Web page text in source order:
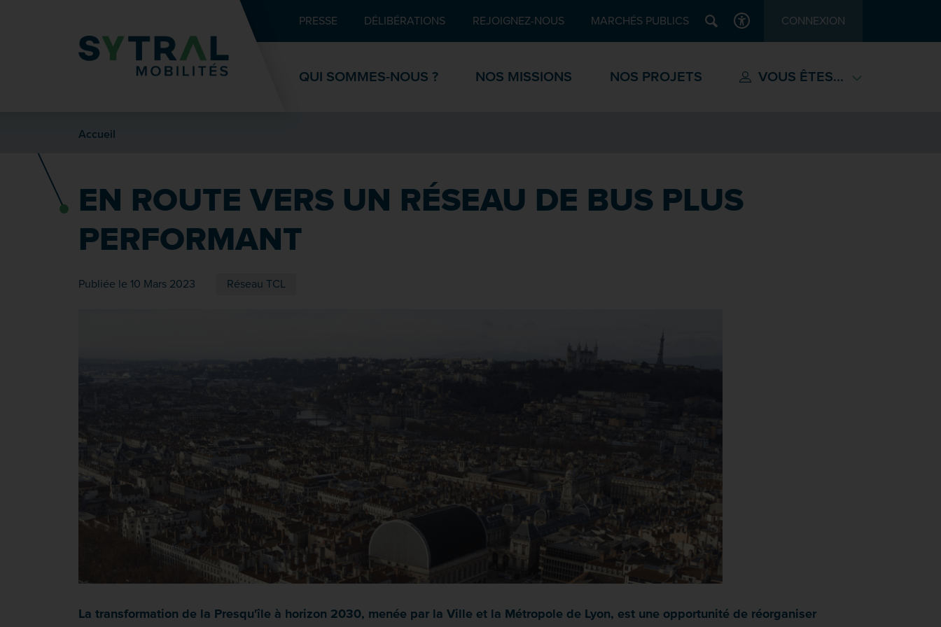
Recherche Pied de page
PRESSE DÉLIBÉRATIONS REJOIGNEZ-NOUS MARCHÉS PUBLICS Recherche
ACCESSIBILITÉCONNEXION
QUI SOMMES-NOUS ? NOS MISSIONS NOS PROJETS VOUS ÊTES...
Accueil
EN ROUTE VERS UN RÉSEAU DE BUS PLUS
PERFORMANT
Publiée le 10 Mars 2023 Réseau TCL
La transformation de la Presqu'île à horizon 2030, menée par la Ville et la Métropole de Lyon, est une opportunité de réorganiser